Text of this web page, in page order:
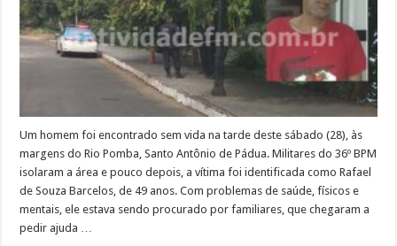
Pomba,
Pádua
Um homem foi encontrado sem vida na tarde deste sábado (28), às
margens do Rio Pomba, Santo Antônio de Pádua. Militares do 36º BPM
isolaram a área e pouco depois, a vítima foi identificada como Rafael
de Souza Barcelos, de 49 anos. Com problemas de saúde, físicos e
mentais, ele estava sendo procurado por familiares, que chegaram a
pedir ajuda …